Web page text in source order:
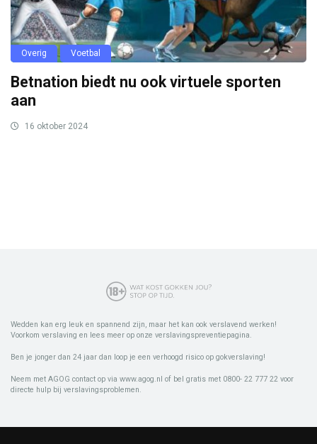
Overig Voetbal
Betnation biedt nu ook virtuele sporten
aan
16 oktober 2024
Wedden kan erg leuk en spannend zijn, maar het kan ook verslavend werken!
Voorkom verslaving en lees meer op onze verslavingspreventiepagina.
Ben je jonger dan 24 jaar dan loop je een verhoogd risico op gokverslaving!
Neem met AGOG contact op via www.agog.nl of bel gratis met 0800- 22 777 22 voor
directe hulp bij verslavingsproblemen.